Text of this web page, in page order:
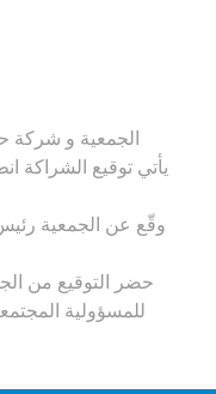
الجمعية و شركة
يأتي توقيع الشراكة
وقّع عن الجمعية
حضر التوقيع من
للمسؤولية